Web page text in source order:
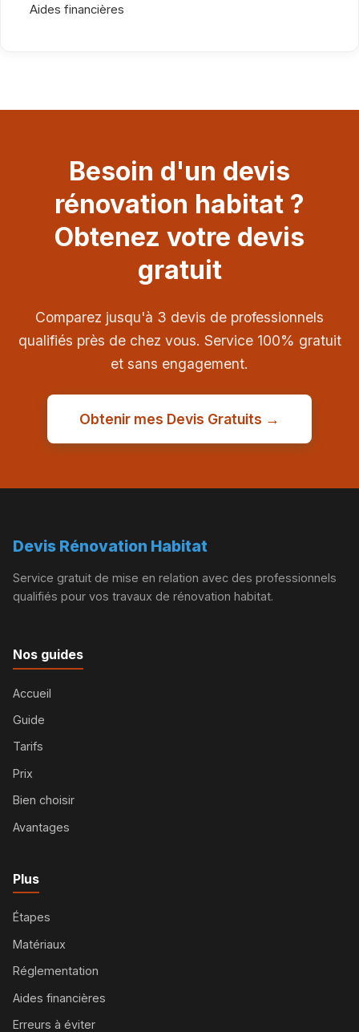
Aides financières
Besoin d'un devis
rénovation habitat ?
Obtenez votre devis
gratuit
Comparez jusqu'à 3 devis de professionnels
qualifiés près de chez vous. Service 100% gratuit
et sans engagement.
Obtenir mes Devis Gratuits →
Devis Rénovation Habitat
Service gratuit de mise en relation avec des professionnels
qualifiés pour vos travaux de rénovation habitat.
Nos guides
Accueil
Guide
Tarifs
Prix
Bien choisir
Avantages
Plus
Étapes
Matériaux
Réglementation
Aides financières
Erreurs à éviter